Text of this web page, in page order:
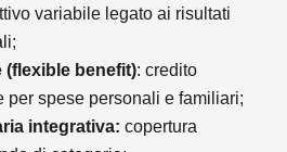
variabile legato ai risultati
(flexible benefit): credito
per spese personali e familiari;
integrativa: copertura